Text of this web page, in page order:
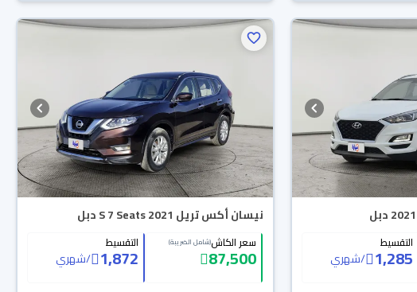
التقسيط
1,285
/شهري
نيسان أكس تريل S 7 Seats 2021 دبل
سعر الكاش(شامل الضريبة)
87,500
التقسيط
1,872
/شهري